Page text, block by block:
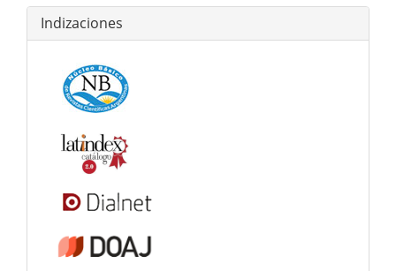
Indizaciones